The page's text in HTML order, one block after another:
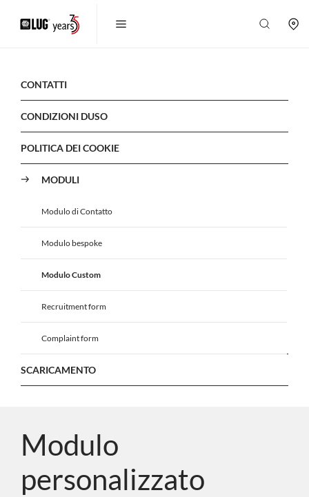
CONTATTI
CONDIZIONI DUSO
POLITICA DEI COOKIE
MODULI
Modulo di Contatto
Modulo bespoke
Modulo Custom
Recruitment form
Complaint form
SCARICAMENTO
Modulo
personalizzato